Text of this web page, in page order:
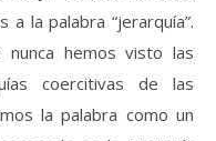
a la palabra “jerarquía”.
nunca hemos visto las
coercitivas de las
la palabra como un